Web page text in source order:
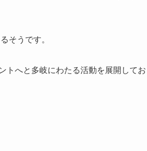
そうです。
トへと多岐にわたる活動を展開してお